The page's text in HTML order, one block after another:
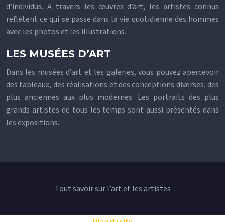
d’individus. A travers les œuvres d’art, les artistes connus
reflètent ce qui se passe dans la vie quotidienne des hommes
avec les photos et les illustrations.
LES MUSÉES D’ART
Dans les musées d’art et les galeries, vous pouvez apercevoir
des tableaux, des réalisations et des conceptions diverses, des
plus anciennes aux plus modernes. Les portraits des plus
grands artistes de tous les temps sont aussi présentés dans
les expositions.
Tout savoir sur l’art et les artistes